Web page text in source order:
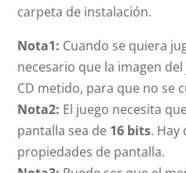
carpeta de instalación.
Nota1: Cuando se quiera
necesario que la imagen
CD metido, para que no se
Nota2: El juego necesita
pantalla sea de 16 bits. Hay
propiedades de pantalla.